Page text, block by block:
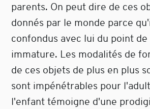
parents. On peut dire de ces
donnés par le monde parce
confondus avec lui du point
immature. Les modalités de
de ces objets de plus en plus
sont impénétrables pour
l'enfant témoigne d'une